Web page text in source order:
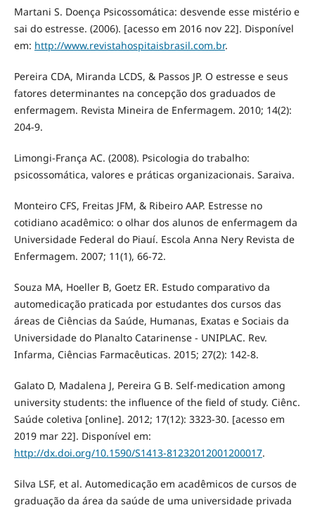
Martani S. Doença Psicossomática: desvende esse mistério e
sai do estresse. (2006). [acesso em 2016 nov 22]. Disponível
em: http://www.revistahospitaisbrasil.com.br.
Pereira CDA, Miranda LCDS, & Passos JP. O estresse e seus
fatores determinantes na concepção dos graduados de
enfermagem. Revista Mineira de Enfermagem. 2010; 14(2):
204-9.
Limongi-França AC. (2008). Psicologia do trabalho:
psicossomática, valores e práticas organizacionais. Saraiva.
Monteiro CFS, Freitas JFM, & Ribeiro AAP. Estresse no
cotidiano acadêmico: o olhar dos alunos de enfermagem da
Universidade Federal do Piauí. Escola Anna Nery Revista de
Enfermagem. 2007; 11(1), 66-72.
Souza MA, Hoeller B, Goetz ER. Estudo comparativo da
automedicação praticada por estudantes dos cursos das
áreas de Ciências da Saúde, Humanas, Exatas e Sociais da
Universidade do Planalto Catarinense - UNIPLAC. Rev.
Infarma, Ciências Farmacêuticas. 2015; 27(2): 142-8.
Galato D, Madalena J, Pereira G B. Self-medication among
university students: the influence of the field of study. Ciênc.
Saúde coletiva [online]. 2012; 17(12): 3323-30. [acesso em
2019 mar 22]. Disponível em:
http://dx.doi.org/10.1590/S1413-81232012001200017.
Silva LSF, et al. Automedicação em acadêmicos de cursos de
graduação da área da saúde de uma universidade privada